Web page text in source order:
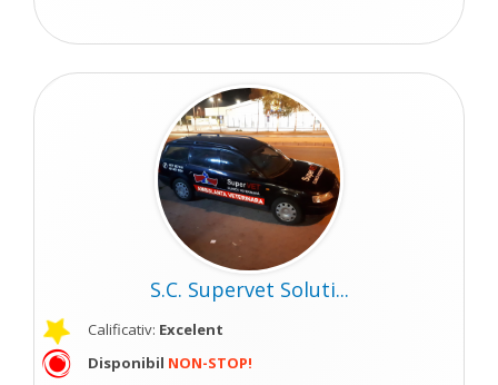
S.C. Supervet Soluti...
Calificativ: Excelent
Disponibil NON-STOP!